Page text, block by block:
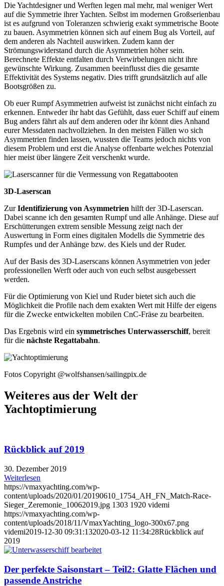
Die Yachtdesigner und Werften legen mal mehr, mal weniger Wert
auf die Symmetrie ihrer Yachten. Selbst im modernen Großserienbau
ist es aufgrund von Toleranzen schwierig exakt symmetrische Boote
zu bauen. Asymmetrien können sich auf einem Bug als Vorteil, auf
dem anderen als Nachteil auswirken. Zudem kann der
Strömungswiderstand durch die Asymmetrien höher sein.
Berechnete Effekte entfalten durch Verwirbelungen nicht ihre
gewünschte Wirkung. Zusammen beeinflusst dies die gesamte
Effektivität des Systems negativ. Dies trifft grundsätzlich auf alle
Bootsgrößen zu.
Ob euer Rumpf Asymmetrien aufweist ist zunächst nicht einfach zu
erkennen. Entweder ihr habt das Gefühlt, dass euer Schiff auf einem
Bug anders fährt als auf dem anderen oder ihr könnt dies Anhand
eurer Messdaten nachvollziehen. In den meisten Fällen wo sich
Asymmetrien finden lassen, wussten die Teams jedoch nichts von
diesem Problem und erst die Analyse offenbarte welches Potenzial
hier meist über längere Zeit verschenkt wurde.
3D-Laserscan
ZurIdentifizierung von Asymmetrien hilft der 3D-Laserscan.
Dabei scanne ich den gesamten Rumpf und alle Anhänge. Diese auf
Erschütterungen extrem sensible Messung zeigt nach der
Auswertung in Form eines digitalen Modells die Symmetrie des
Rumpfes und der Anhänge bzw. des Kiels und der Ruder.
Auf der Basis des 3D-Laserscans können Asymmetrien von jeder
professionellen Werft oder auch von euch selbst ausgebessert
werden.
Für die Optimierung von Kiel und Ruder bietet sich auch die
Möglichkeit die Profile nach dem exakten Wert mit Hilfe der eigens
für die Zwecke entwickelten mobilen CnC-Fräse zu bearbeiten.
Das Ergebnis wird ein symmetrisches Unterwasserschiff, bereit
für die nächste Regattabahn.
Fotos Copyright @wolfshansen/sailingpix.de
Weiteres aus der Welt der
Yachtoptimierung
Rückblick auf 2019
30. Dezember 2019
Weiterlesen
https://vmaxyachting.com/wp-
content/uploads/2020/01/20190610_1754_AH_FN_Match-Race-
Sieger_Zeremonie_10062019.jpg 1303 1920 videmi
https://vmaxyachting.com/wp-
content/uploads/2018/11/VmaxYachting_logo-300x67.png
videmi2019-12-30 09:31:132020-03-12 11:34:28Rückblick auf
2019
Der perfekte Saisonstart – Teil2: Glatte Flächen und
passende Anstriche